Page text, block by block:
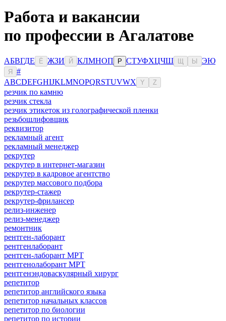
Работа и вакансии
по профессии в Агалатове
АБВГДЕ Ё ЖЗИ Й КЛМНОП Р СТУФХЦЧШ Ы ЭЮ
Я
#
ABCDEFGHIJKLMNOPQRSTUVWX Y Z
резчик по камню
резчик стекла
резчик этикеток из голографической пленки
резьбошлифовщик
реквизитор
рекламный агент
рекламный менеджер
рекрутер
рекрутер в интернет-магазин
рекрутер в кадровое агентство
рекрутер массового подбора
рекрутер-стажер
рекрутер-фрилансер
релиз-инженер
релиз-менеджер
ремонтник
рентген-лаборант
рентгенлаборант
рентген-лаборант МРТ
рентгенолаборант МРТ
рентгенэндоваскулярный хирург
репетитор
репетитор английского языка
репетитор начальных классов
репетитор по биологии
репетитор по истории